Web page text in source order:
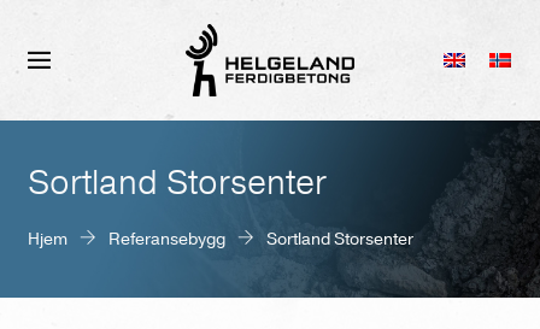
Sortland Storsenter
Hjem Referansebygg Sortland Storsenter